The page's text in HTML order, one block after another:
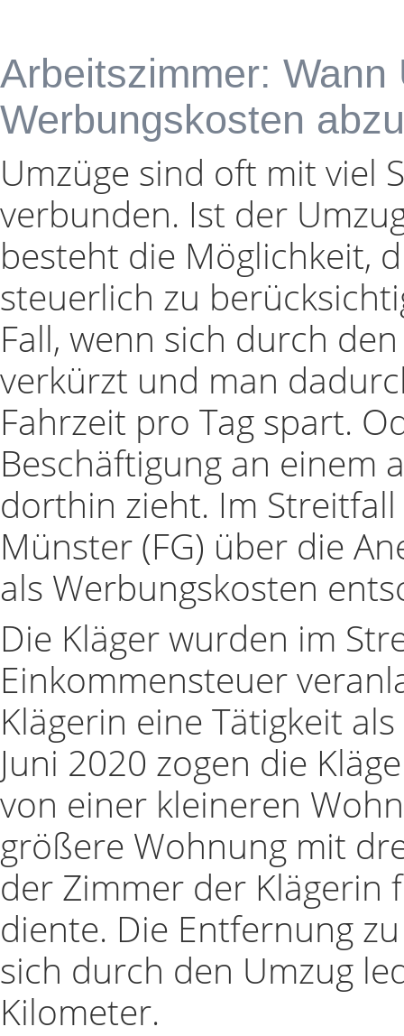
Arbeitszimmer:
Werbungskosten
Umzüge sind oft mit viel
verbunden. Ist der
besteht die Möglichkeit,
steuerlich zu
Fall, wenn sich durch
verkürzt und man
Fahrzeit pro Tag spart.
Beschäftigung an
dorthin zieht. Im
Münster (FG) über die
als Werbungskosten
Die Kläger wurden im
Einkommensteuer
Klägerin eine Tätigkeit
Juni 2020 zogen die
von einer kleineren
größere Wohnung mit
der Zimmer der Klägerin
diente. Die Entfernung
sich durch den Umzug
Kilometer.